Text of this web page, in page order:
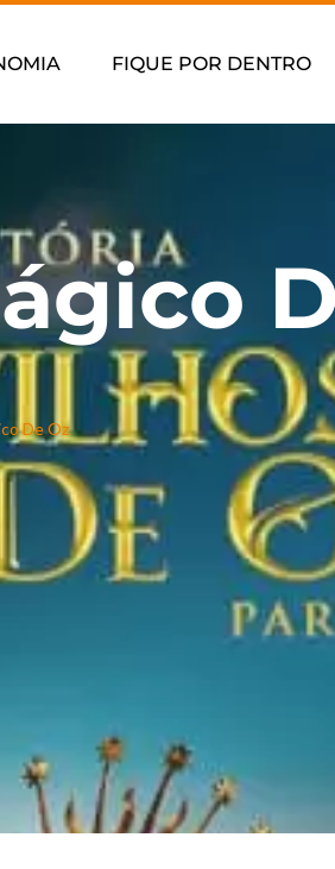
FIQUE POR DENTRO
De Oz